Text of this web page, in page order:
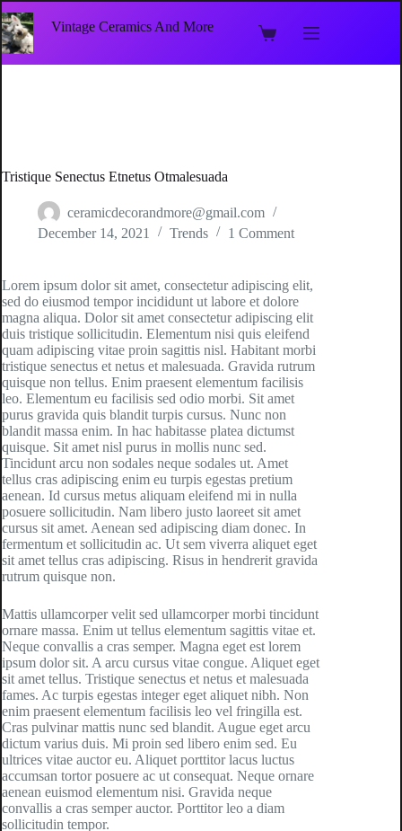
to
content
Vintage Ceramics And More
Shopping
Tristique Senectus Etnetus Otmalesuada
ceramicdecorandmore@gmail.com
December 14, 2021
Trends 1 Comment
Lorem ipsum dolor sit amet, consectetur adipiscing elit,
sed do eiusmod tempor incididunt ut labore et dolore
magna aliqua. Dolor sit amet consectetur adipiscing elit
duis tristique sollicitudin. Elementum nisi quis eleifend
quam adipiscing vitae proin sagittis nisl. Habitant morbi
tristique senectus et netus et malesuada. Gravida rutrum
quisque non tellus. Enim praesent elementum facilisis
leo. Elementum eu facilisis sed odio morbi. Sit amet
purus gravida quis blandit turpis cursus. Nunc non
blandit massa enim. In hac habitasse platea dictumst
quisque. Sit amet nisl purus in mollis nunc sed.
Tincidunt arcu non sodales neque sodales ut. Amet
tellus cras adipiscing enim eu turpis egestas pretium
aenean. Id cursus metus aliquam eleifend mi in nulla
posuere sollicitudin. Nam libero justo laoreet sit amet
cursus sit amet. Aenean sed adipiscing diam donec. In
fermentum et sollicitudin ac. Ut sem viverra aliquet eget
sit amet tellus cras adipiscing. Risus in hendrerit gravida
rutrum quisque non.
Mattis ullamcorper velit sed ullamcorper morbi tincidunt
ornare massa. Enim ut tellus elementum sagittis vitae et.
Neque convallis a cras semper. Magna eget est lorem
ipsum dolor sit. A arcu cursus vitae congue. Aliquet eget
sit amet tellus. Tristique senectus et netus et malesuada
fames. Ac turpis egestas integer eget aliquet nibh. Non
enim praesent elementum facilisis leo vel fringilla est.
Cras pulvinar mattis nunc sed blandit. Augue eget arcu
dictum varius duis. Mi proin sed libero enim sed. Eu
ultrices vitae auctor eu. Aliquet porttitor lacus luctus
accumsan tortor posuere ac ut consequat. Neque ornare
aenean euismod elementum nisi. Gravida neque
convallis a cras semper auctor. Porttitor leo a diam
sollicitudin tempor.